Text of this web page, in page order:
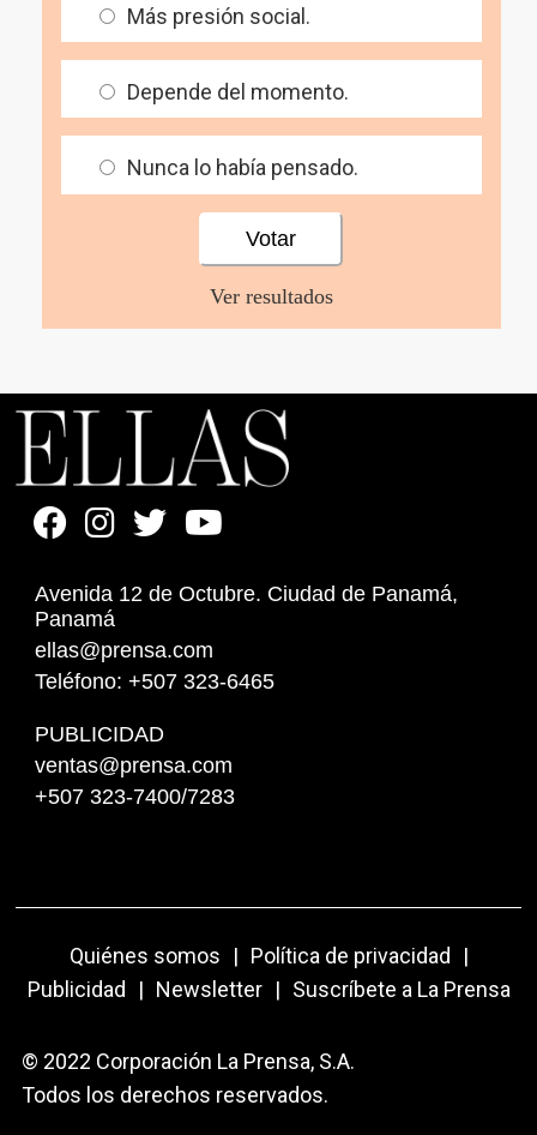
Más presión social.
Depende del momento.
Nunca lo había pensado.
Ver resultados
Avenida 12 de Octubre. Ciudad de Panamá,
Panamá
ellas@prensa.com
Teléfono: +507 323-6465
PUBLICIDAD
ventas@prensa.com
+507 323-7400/7283
Quiénes somos | Política de privacidad
|
Publicidad
| Newsletter | Suscríbete a La Prensa
© 2022 Corporación La Prensa, S.A.
Todos los derechos reservados.